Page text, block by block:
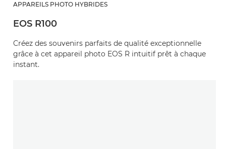
APPAREILS PHOTO HYBRIDES
EOS R100
Créez des souvenirs parfaits de qualité exceptionnelle
grâce à cet appareil photo EOS R intuitif prêt à chaque
instant.